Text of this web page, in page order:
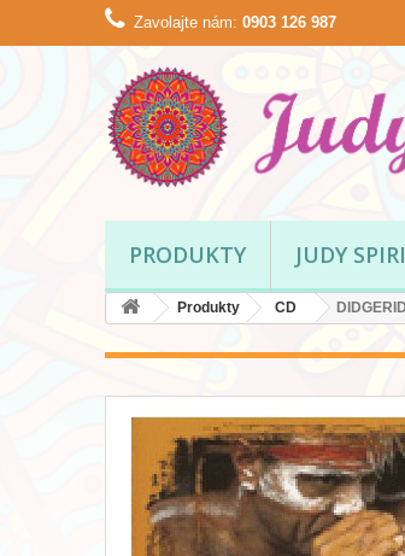
Zavolajte nám: 0903 126 987
PRODUKTY JUDY
Produkty CD